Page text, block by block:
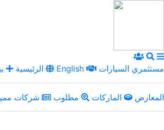
الرئيسية English مستثمري السيارات
المعارض الماركات مطلوب شركات